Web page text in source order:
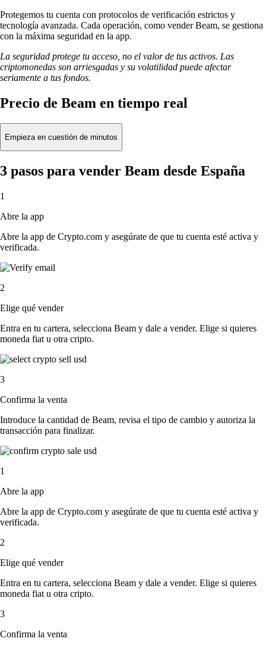
Protegemos tu cuenta con protocolos de verificación estrictos y
tecnología avanzada. Cada operación, como vender Beam, se gestiona
con la máxima seguridad en la app.
La seguridad protege tu acceso, no el valor de tus activos. Las
criptomonedas son arriesgadas y su volatilidad puede afectar
seriamente a tus fondos.
Precio de Beam en tiempo real
Empieza en cuestión de minutos
3 pasos para vender Beam desde España
1
Abre la app
Abre la app de Crypto.com y asegúrate de que tu cuenta esté activa y
verificada.
2
Elige qué vender
Entra en tu cartera, selecciona Beam y dale a vender. Elige si quieres
moneda fiat u otra cripto.
3
Confirma la venta
Introduce la cantidad de Beam, revisa el tipo de cambio y autoriza la
transacción para finalizar.
1
Abre la app
Abre la app de Crypto.com y asegúrate de que tu cuenta esté activa y
verificada.
2
Elige qué vender
Entra en tu cartera, selecciona Beam y dale a vender. Elige si quieres
moneda fiat u otra cripto.
3
Confirma la venta